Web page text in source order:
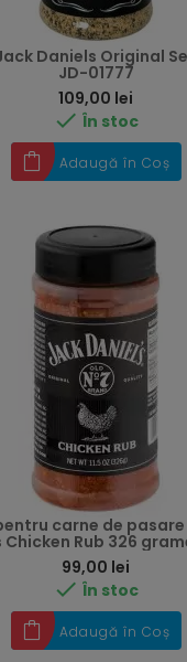
Daniels Original
JD-01777
109,00 lei
 În stoc
Adaugă în Coș
carne de
Chicken Rub 326
99,00 lei
 În stoc
Adaugă în Coș